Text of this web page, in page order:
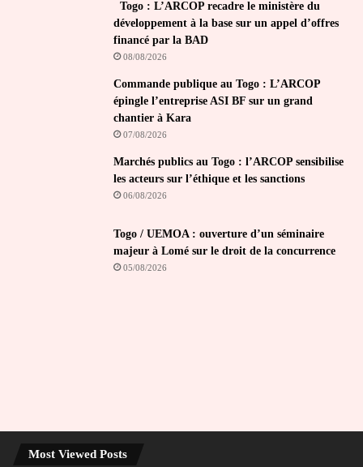
Togo : L’ARCOP recadre le ministère du
développement à la base sur un appel d’offres
financé par la BAD
08/08/2026
Commande publique au Togo : L’ARCOP
épingle l’entreprise ASI BF sur un grand
chantier à Kara
07/08/2026
Marchés publics au Togo : l’ARCOP sensibilise
les acteurs sur l’éthique et les sanctions
06/08/2026
Togo / UEMOA : ouverture d’un séminaire
majeur à Lomé sur le droit de la concurrence
05/08/2026
Most Viewed Posts